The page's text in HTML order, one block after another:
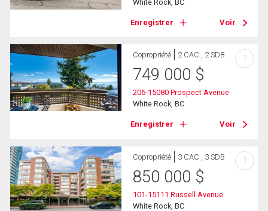
White Rock, BC
Enregistrer Voir
Copropriété 2 CAC , 2 SDB
749 000 $
206-15080 Prospect Avenue
White Rock, BC
Enregistrer Voir
?
Copropriété 3 CAC , 3 SDB
850 000 $
101-15111 Russell Avenue
White Rock, BC
?